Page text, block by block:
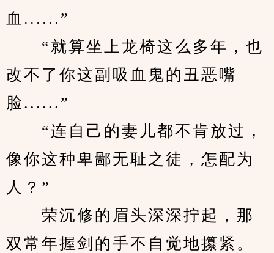
血......”
“就算坐上龙椅这么多年，也
改不了你这副吸血鬼的丑恶嘴
脸......”
“连自己的妻儿都不肯放过，
像你这种卑鄙无耻之徒，怎配为
人？”
荣沉修的眉头深深拧起，那
双常年握剑的手不自觉地攥紧。